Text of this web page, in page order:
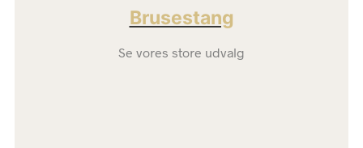
Brusestang
Se vores store udvalg